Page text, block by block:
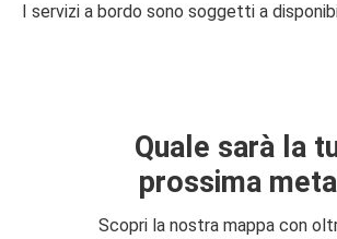
I servizi a bordo sono soggetti a
Quale sarà la
prossima
Scopri la nostra mappa con